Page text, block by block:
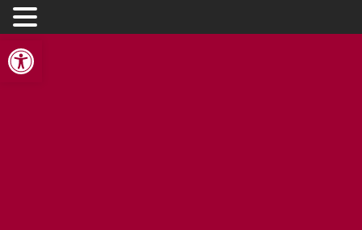
Open toolbar